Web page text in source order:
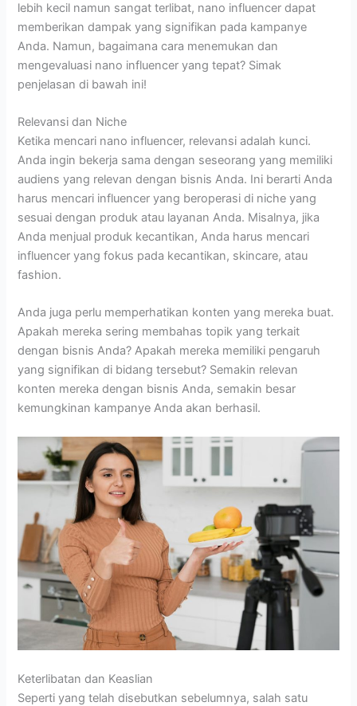
lebih kecil namun sangat terlibat, nano influencer dapat
memberikan dampak yang signifikan pada kampanye
Anda. Namun, bagaimana cara menemukan dan
mengevaluasi nano influencer yang tepat? Simak
penjelasan di bawah ini!
Relevansi dan Niche
Ketika mencari nano influencer, relevansi adalah kunci.
Anda ingin bekerja sama dengan seseorang yang memiliki
audiens yang relevan dengan bisnis Anda. Ini berarti Anda
harus mencari influencer yang beroperasi di niche yang
sesuai dengan produk atau layanan Anda. Misalnya, jika
Anda menjual produk kecantikan, Anda harus mencari
influencer yang fokus pada kecantikan, skincare, atau
fashion.
Anda juga perlu memperhatikan konten yang mereka buat.
Apakah mereka sering membahas topik yang terkait
dengan bisnis Anda? Apakah mereka memiliki pengaruh
yang signifikan di bidang tersebut? Semakin relevan
konten mereka dengan bisnis Anda, semakin besar
kemungkinan kampanye Anda akan berhasil.
Keterlibatan dan Keaslian
Seperti yang telah disebutkan sebelumnya, salah satu